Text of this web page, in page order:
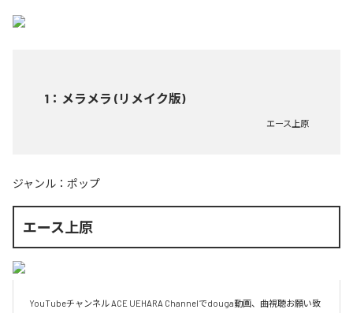
1 ： メラメラ (リメイク版)
エース上原
ジャンル： ポップ
エース上原
YouTubeチャンネル ACE UEHARA Channelでdouga動画、曲視聴お願い致